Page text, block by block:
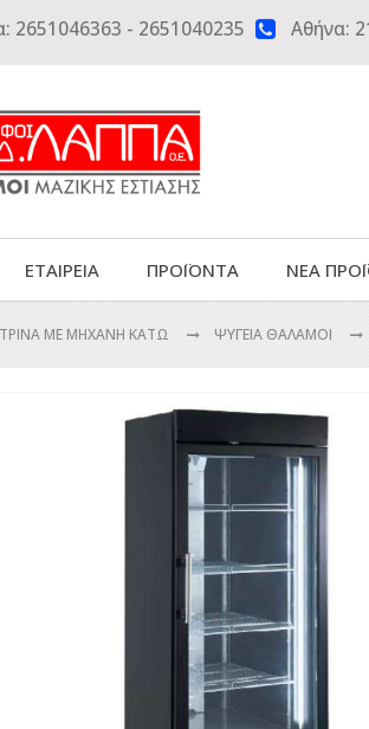
2651046363 - 2651040235  Αθήνα:
ΕΤΑΙΡΕΙΑ ΠΡΟΪΟΝΤΑ ΝΕΑ
ΜΕ ΜΗΧΑΝΗ ΚΑΤΩ ΨΥΓΕΙΑ ΘΑΛΑΜΟΙ